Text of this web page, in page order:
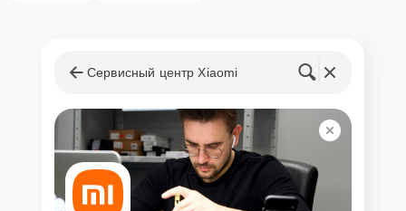
Сервисный центр Xiaomi